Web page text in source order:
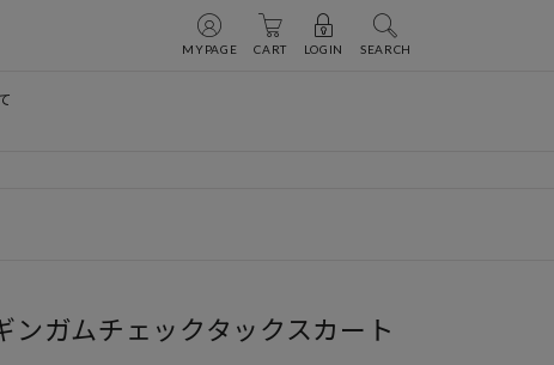
MYPAGE CART LOGIN SEARCH
ンガムチェックタックスカート